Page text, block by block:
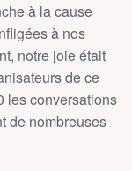
à la cause
à nos
notre joie était
de ce
les conversations
de nombreuses